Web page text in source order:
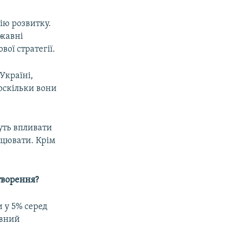
розвитку.
стратегії.
вони
впливати
Крім
у 5% серед